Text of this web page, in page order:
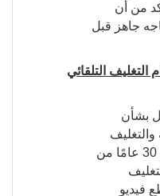
من أن
جاهز قبل
التغليف التلقائي
بشأن
وطريقة التغذية. لدينا ما يقرب من 30 عامًا من
فيديو